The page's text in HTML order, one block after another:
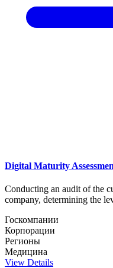
Digital Maturity
Conducting an audit of the
company, determining the
Госкомпании
Корпорации
Регионы
Медицина
View Details